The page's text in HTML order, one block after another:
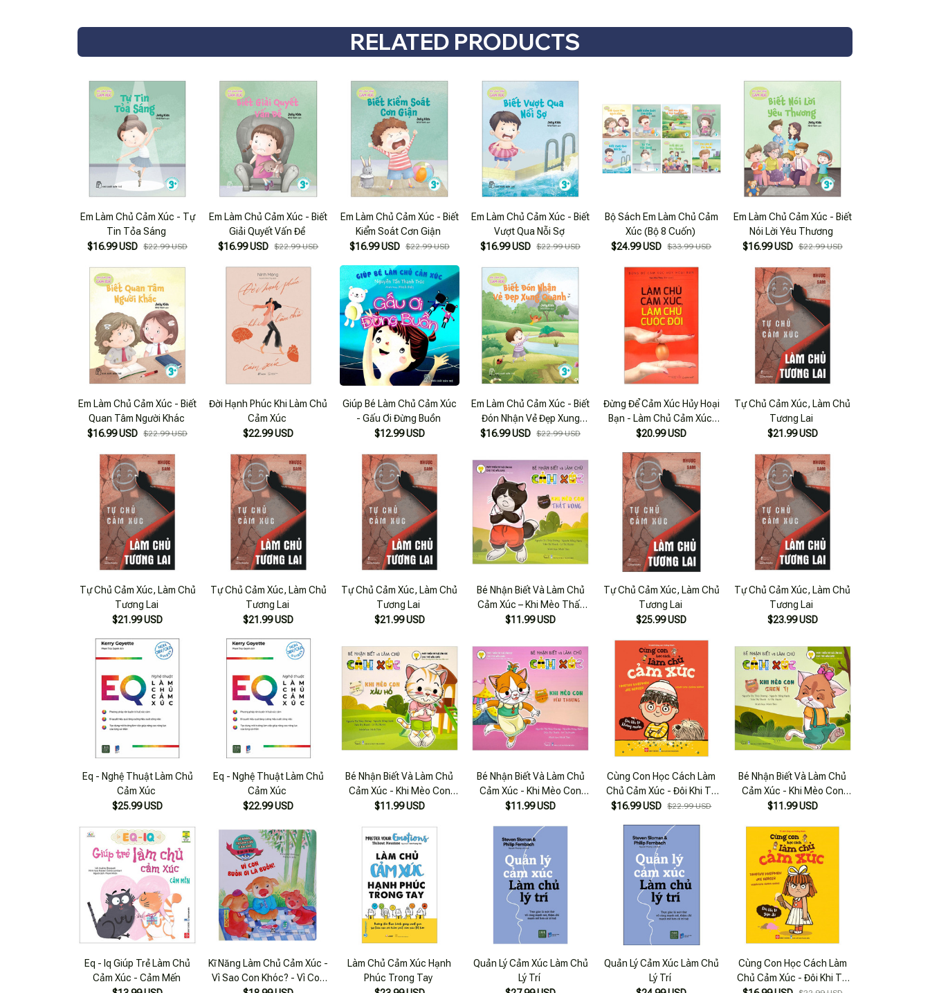
RELATED PRODUCTS
Em Làm Chủ Cảm Xúc - Tự
Tin Tỏa Sáng
$16.99 USD $22.99 USD
Em Làm Chủ Cảm Xúc - Biết
Giải Quyết Vấn Đề
$16.99 USD
$22.99 USD
Em Làm Chủ Cảm Xúc - Biết
Kiểm Soát Cơn Giận
$16.99 USD $22.99 USD
Em Làm Chủ Cảm Xúc - Biết
Vượt Qua Nỗi Sợ
$16.99 USD $22.99 USD
Bộ Sách Em Làm Chủ Cảm
Xúc (Bộ 8 Cuốn)
$24.99 USD
$33.99 USD
Em Làm Chủ Cảm Xúc - Biết
Nói Lời Yêu Thương
$16.99 USD $22.99 USD
Em Làm Chủ Cảm Xúc - Biết
Quan Tâm Người Khác
$16.99 USD $22.99 USD
Đời Hạnh Phúc Khi Làm Chủ
Cảm Xúc
$22.99 USD
Giúp Bé Làm Chủ Cảm Xúc
- Gấu Ơi Đừng Buồn
$12.99 USD
Em Làm Chủ Cảm Xúc - Biết
Đón Nhận Vẻ Đẹp Xung
Quanh
$16.99 USD $22.99 USD
Đừng Để Cảm Xúc Hủy Hoại
Bạn - Làm Chủ Cảm Xúc,
Làm Chủ Cuộc Đời
$20.99 USD
Tự Chủ Cảm Xúc, Làm Chủ
Tương Lai
$21.99 USD
Tự Chủ Cảm Xúc, Làm Chủ
Tương Lai
$21.99 USD
Tự Chủ Cảm Xúc, Làm Chủ
Tương Lai
$21.99 USD
Tự Chủ Cảm Xúc, Làm Chủ
Tương Lai
$21.99 USD
Bé Nhận Biết Và Làm Chủ
Cảm Xúc – Khi Mèo Thất
Vọng
$11.99 USD
Tự Chủ Cảm Xúc, Làm Chủ
Tương Lai
$25.99 USD
Tự Chủ Cảm Xúc, Làm Chủ
Tương Lai
$23.99 USD
Eq - Nghệ Thuật Làm Chủ
Cảm Xúc
$25.99 USD
Eq - Nghệ Thuật Làm Chủ
Cảm Xúc
$22.99 USD
Bé Nhận Biết Và Làm Chủ
Cảm Xúc - Khi Mèo Con
Xấu Hổ
$11.99 USD
Bé Nhận Biết Và Làm Chủ
Cảm Xúc - Khi Mèo Con
Yêu Thương
$11.99 USD
Cùng Con Học Cách Làm
Chủ Cảm Xúc - Đôi Khi Tớ
Không Muốn
$16.99 USD $22.99 USD
Bé Nhận Biết Và Làm Chủ
Cảm Xúc - Khi Mèo Con
Ghen Tị
$11.99 USD
Eq - Iq Giúp Trẻ Làm Chủ
Cảm Xúc - Cảm Mến
Kĩ Năng Làm Chủ Cảm Xúc -
Vì Sao Con Khóc? - Vì Con
Làm Chủ Cảm Xúc Hạnh
Phúc Trong Tay
Quản Lý Cảm Xúc Làm Chủ
Lý Trí
Quản Lý Cảm Xúc Làm Chủ
Lý Trí
Cùng Con Học Cách Làm
Chủ Cảm Xúc - Đôi Khi Tớ